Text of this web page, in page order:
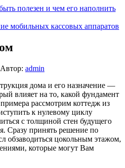
полезен и чем его наполнить
мобильных кассовых аппаратов
Автор: admin
дома и его назначение —
влияет на то, какой фундамент
рассмотрим коттедж из
к нулевому циклу
с толщиной стен будущего
Сразу принять решение по
обзаводиться цокольным этажом,
которые могут Вам